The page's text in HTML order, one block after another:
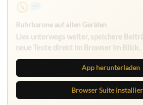
Ruhrbarone auf allen Geräten
Lies unterwegs weiter, speichere
neue Texte direkt im Browser im Blick.
App herunterladen
Browser Suite